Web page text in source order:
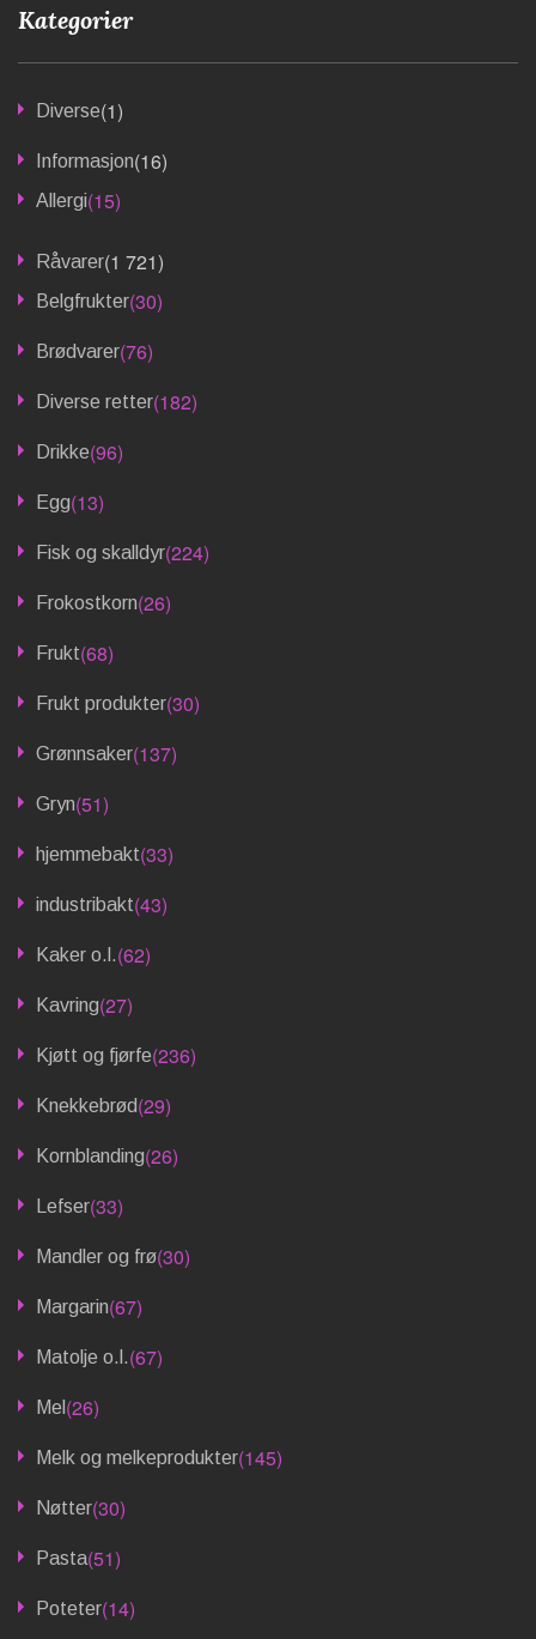
Kategorier
Diverse(1)
Informasjon(16)
Allergi(15)
Råvarer(1 721)
Belgfrukter(30)
Brødvarer(76)
Diverse retter(182)
Drikke(96)
Egg(13)
Fisk og skalldyr(224)
Frokostkorn(26)
Frukt(68)
Frukt produkter(30)
Grønnsaker(137)
Gryn(51)
hjemmebakt(33)
industribakt(43)
Kaker o.l.(62)
Kavring(27)
Kjøtt og fjørfe(236)
Knekkebrød(29)
Kornblanding(26)
Lefser(33)
Mandler og frø(30)
Margarin(67)
Matolje o.l.(67)
Mel (26)
Melk og melkeprodukter(145)
Nøtter(30)
Pasta(51)
Poteter(14)